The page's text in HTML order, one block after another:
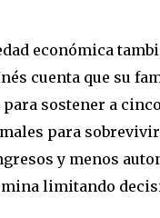
económica
cuenta que su
para sostener a
para
y menos
limitando